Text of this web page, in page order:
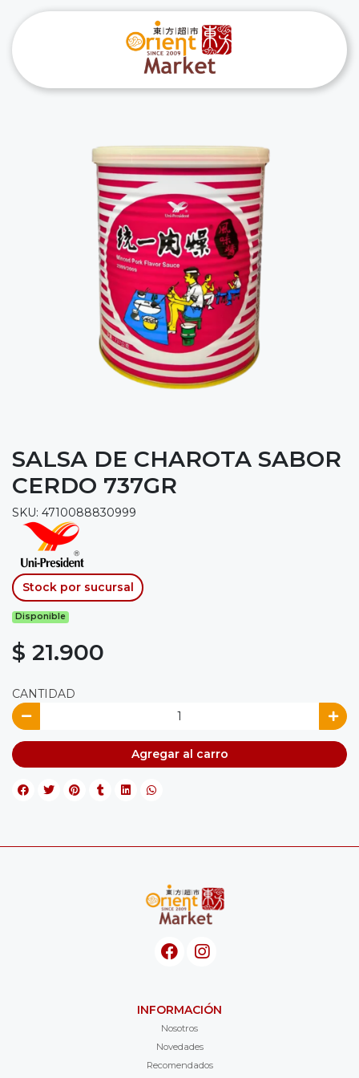
SALSA DE CHAROTA SABOR
CERDO 737GR
SKU: 4710088830999
Stock por sucursal
Disponible
$ 21.900
CANTIDAD
Agregar al carro
INFORMACIÓN
Nosotros
Novedades
Recomendados